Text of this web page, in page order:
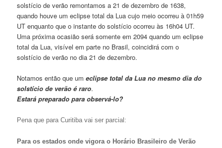
solstício de verão remontamos a 21 de dezembro de 1638,
quando houve um eclipse total da Lua cujo meio ocorreu à 01h59
UT enquanto que o instante do solstício ocorreu às 16h04 UT.
Uma próxima ocasião será somente em 2094 quando um eclipse
total da Lua, visível em parte no Brasil, coincidirá com o
solstício de verão no dia 21 de dezembro.
Notamos então que umeclipse total da Lua no mesmo dia do
solstício de verão é raro.
Estará preparado para observá-lo?
Pena que para Curitiba vai ser parcial:
Para os estados onde vigora o Horário Brasileiro de Verão